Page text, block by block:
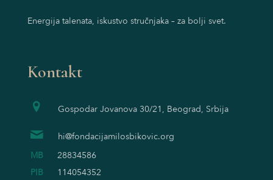
Energija talenata, iskustvo stručnjaka – za bolji svet.
Kontakt
Gospodar Jovanova 30/21, Beograd, Srbija
hi@fondacijamilosbikovic.org
MB
28834586
PIB
114054352